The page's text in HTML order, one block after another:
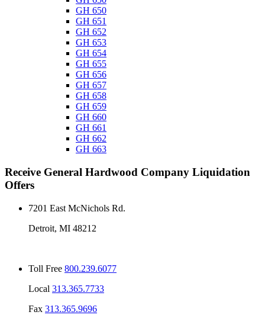
GH 650
GH 651
GH 652
GH 653
GH 654
GH 655
GH 656
GH 657
GH 658
GH 659
GH 660
GH 661
GH 662
GH 663
Receive General Hardwood Company Liquidation
Offers
7201 East McNichols Rd.
Detroit, MI 48212
Toll Free 800.239.6077
Local 313.365.7733
Fax 313.365.9696